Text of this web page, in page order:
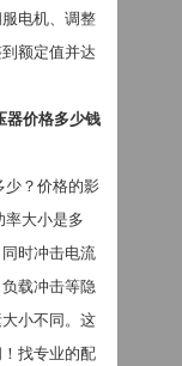
电机、调整
额定值并达
器价格多少钱
少？价格的影
率大小是多
时冲击电流
载冲击等隐
小不同。这
找专业的配